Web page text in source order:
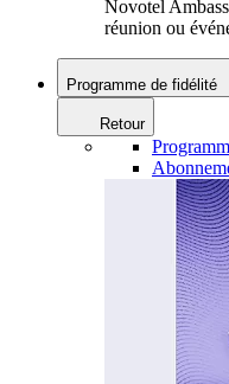
Novotel
réunion ou
Programme de fidélité
Retour